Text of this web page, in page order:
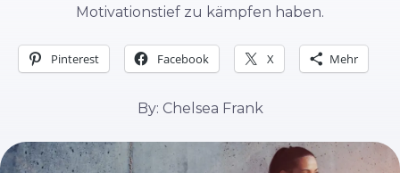
Motivationstief zu kämpfen haben.
Pinterest Facebook X Mehr
By: Chelsea Frank